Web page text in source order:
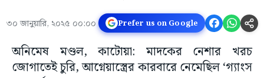
৩০ জানুয়ারি, ২০২৫ ০০:০০ Prefer us on Google
অনিমেষ মণ্ডল, কাটোয়া: মাদকের নেশার খরচ
জোগাতেই চুরি, আগ্নেয়াস্ত্রের কারবারে নেমেছিল ‘গ্যাংস